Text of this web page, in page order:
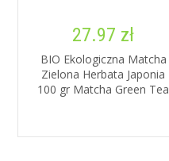
27.97 zł
BIO Ekologiczna Matcha
Zielona Herbata Japonia
100 gr Matcha Green Tea